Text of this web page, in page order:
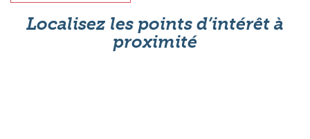
Localisez les points d’intérêt à
proximité